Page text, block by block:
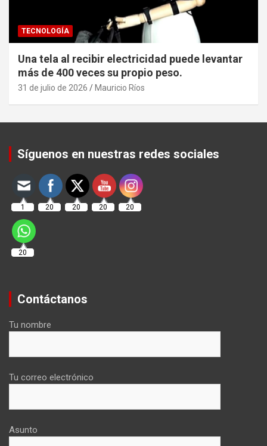
TECNOLOGÍA
Una tela al recibir electricidad puede levantar
más de 400 veces su propio peso.
31 de julio de 2026 Mauricio Ríos
Síguenos en nuestras redes sociales
1 20 20 20 20
20
Contáctanos
Tu nombre
Tu correo electrónico
Asunto